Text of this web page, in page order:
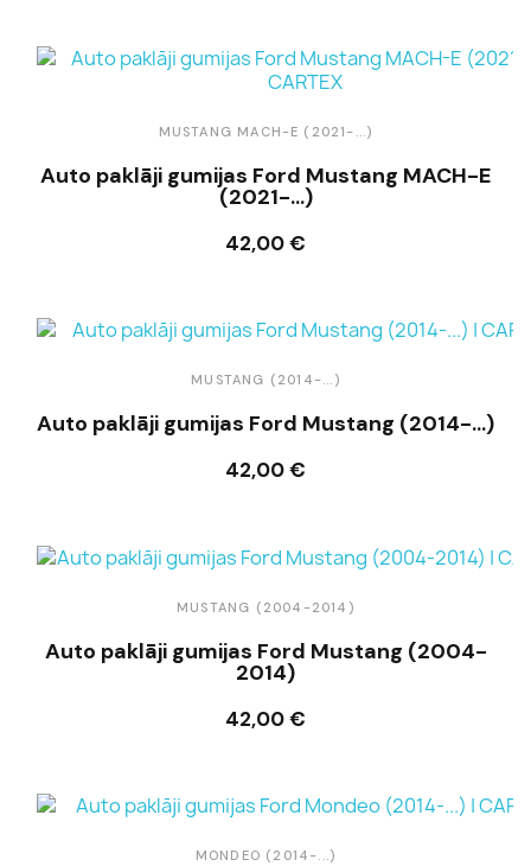
MUSTANG MACH-E (2021-...)
Auto paklāji gumijas Ford Mustang MACH-E
(2021-...)
42,00 €
Ielikt grozā
MUSTANG (2014-...)
Auto paklāji gumijas Ford Mustang (2014-...)
42,00 €
Ielikt grozā
MUSTANG (2004-2014)
Auto paklāji gumijas Ford Mustang (2004-
2014)
42,00 €
Ielikt grozā
MONDEO (2014-...)